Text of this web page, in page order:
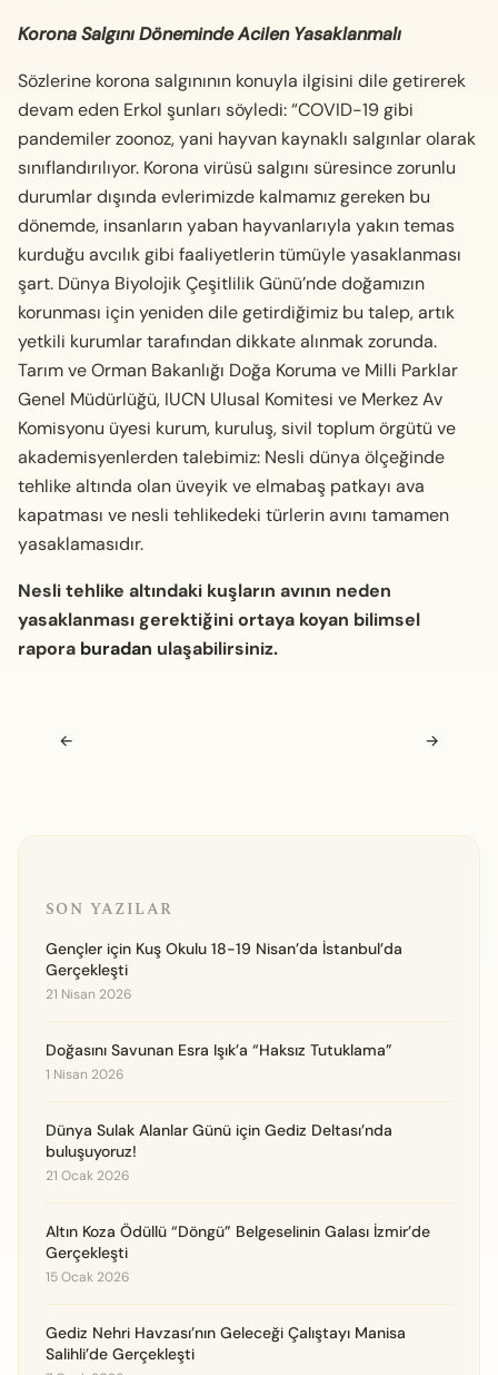
Korona Salgını Döneminde Acilen Yasaklanmalı
Sözlerine korona salgınının konuyla ilgisini dile getirerek
devam eden Erkol şunları söyledi: “COVID-19 gibi
pandemiler zoonoz, yani hayvan kaynaklı salgınlar olarak
sınıflandırılıyor. Korona virüsü salgını süresince zorunlu
durumlar dışında evlerimizde kalmamız gereken bu
dönemde, insanların yaban hayvanlarıyla yakın temas
kurduğu avcılık gibi faaliyetlerin tümüyle yasaklanması
şart. Dünya Biyolojik Çeşitlilik Günü’nde doğamızın
korunması için yeniden dile getirdiğimiz bu talep, artık
yetkili kurumlar tarafından dikkate alınmak zorunda.
Tarım ve Orman Bakanlığı Doğa Koruma ve Milli Parklar
Genel Müdürlüğü, IUCN Ulusal Komitesi ve Merkez Av
Komisyonu üyesi kurum, kuruluş, sivil toplum örgütü ve
akademisyenlerden talebimiz: Nesli dünya ölçeğinde
tehlike altında olan üveyik ve elmabaş patkayı ava
kapatması ve nesli tehlikedeki türlerin avını tamamen
yasaklamasıdır.
Nesli tehlike altındaki kuşların avının neden
yasaklanması gerektiğini ortaya koyan bilimsel
rapora buradan ulaşabilirsiniz.
Navigasyon sonrası
← →
SON YAZILAR
Gençler için Kuş Okulu 18-19 Nisan’da İstanbul’da
Gerçekleşti
21 Nisan 2026
Doğasını Savunan Esra Işık’a “Haksız Tutuklama”
1 Nisan 2026
Dünya Sulak Alanlar Günü için Gediz Deltası’nda
buluşuyoruz!
21 Ocak 2026
Altın Koza Ödüllü “Döngü” Belgeselinin Galası İzmir’de
Gerçekleşti
15 Ocak 2026
Gediz Nehri Havzası’nın Geleceği Çalıştayı Manisa
Salihli’de Gerçekleşti